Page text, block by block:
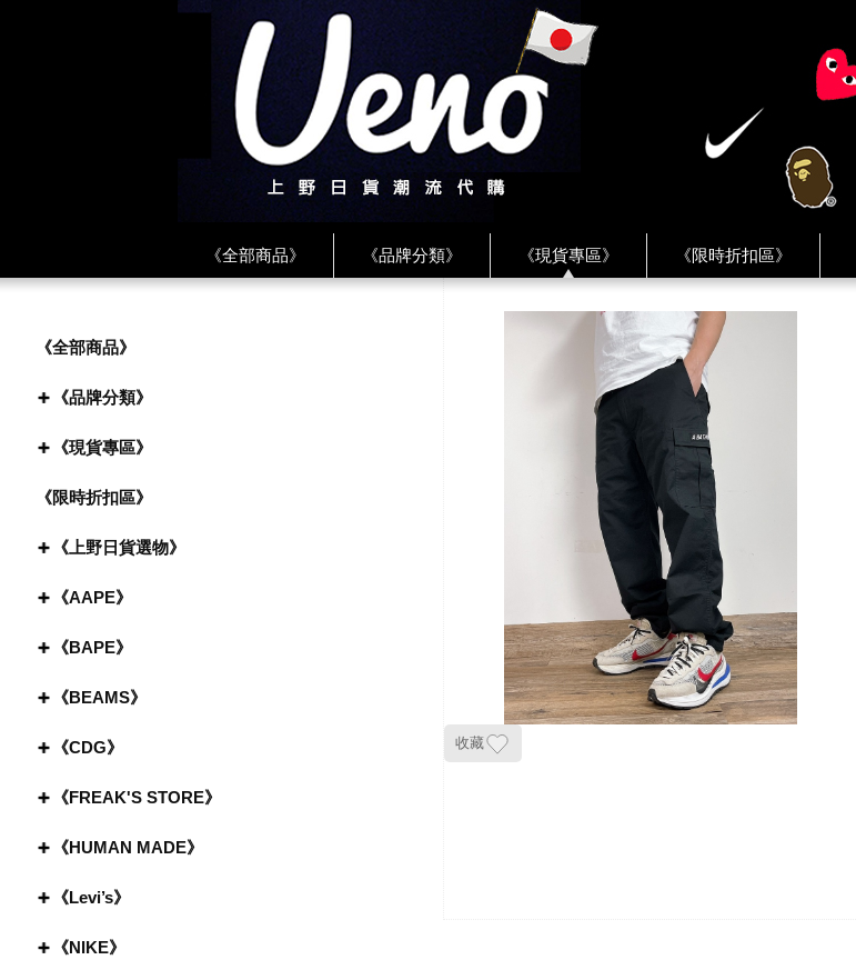
《全部商品》 《品牌分類》 《現貨專區》 《限時折扣區》
★ Instagram ★
《全部商品》
《品牌分類》
《現貨專區》
《限時折扣區》
《上野日貨選物》
《AAPE》
《BAPE》
《BEAMS》
《CDG》
《FREAK'S STORE》
《HUMAN MADE》
《Levi’s》
《NIKE》
收藏